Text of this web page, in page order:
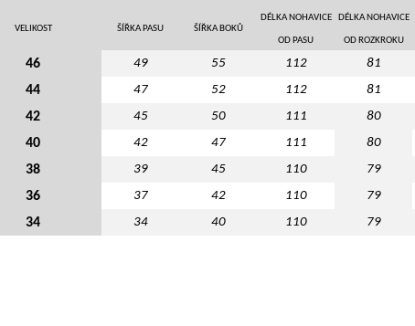
VELIKOST ŠÍŘKA PASU ŠÍŘKA BOKŮ
DÉLKA NOHAVICE
OD PASU
DÉLKA NOHAVICE
OD ROZKROKU
46 49 55 112 81
44 47 52 112 81
42 45 50 111 80
40 42 47 111 80
38 39 45 110 79
36 37 42 110 79
34 34 40 110 79